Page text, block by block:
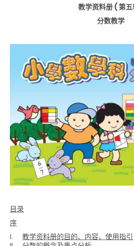
教学资料册 ( 第
分数教学
目录
序
I.
教学资料册的目的、内容、使用指引